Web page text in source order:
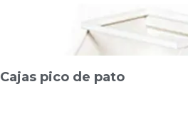
Cajas pico de pato